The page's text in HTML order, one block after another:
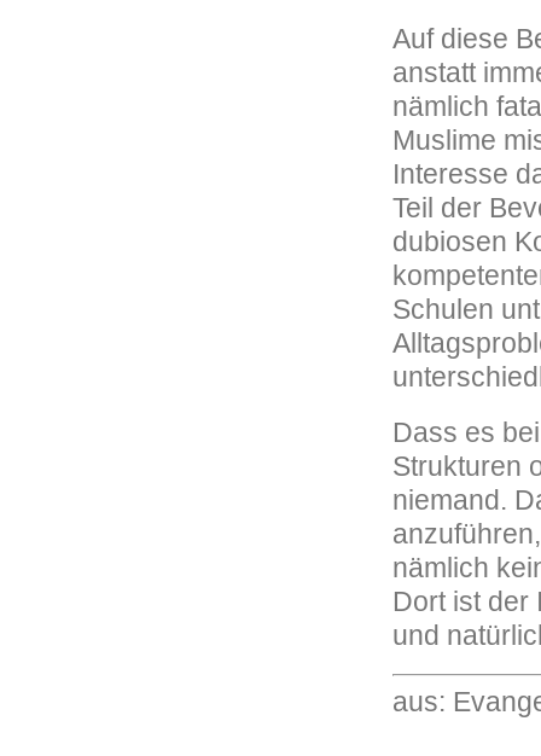
Auf diese
anstatt
nämlich
Muslime
Interesse
Teil der
dubiosen
Schulen
Dass es
Strukturen
niemand.
nämlich
Dort ist der
und
aus: